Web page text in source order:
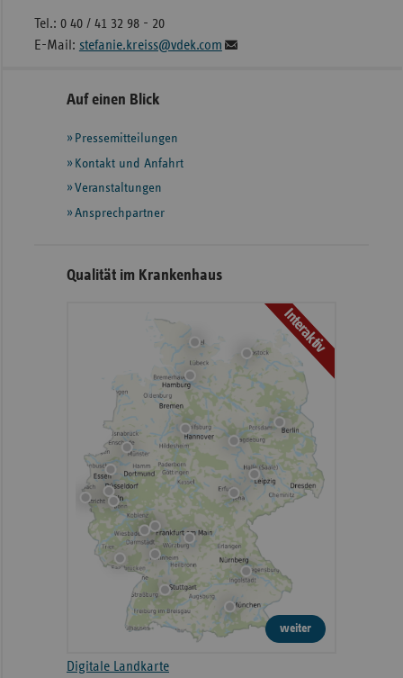
Tel.: 0 40 / 41 32 98 - 20
E-Mail: stefanie.kreiss@vdek.com
Seitennavigation
Seitenleiste
weiteren
Informationen
Auf einen Blick
Pressemitteilungen
Kontakt und Anfahrt
Veranstaltungen
Ansprechpartner
Qualität im Krankenhaus
Interaktiv
weiter
Digitale Landkarte